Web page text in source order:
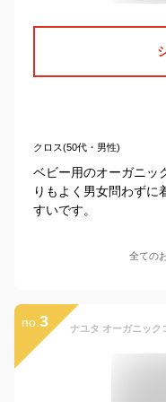
クロス(50代・男性)
ベビー用のオーガニッ
りもよく男女問わずに
すいです。
全ての
no. 3